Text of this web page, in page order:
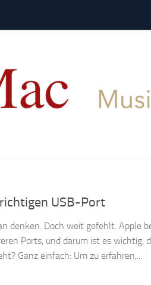
USB-Port
denken. Doch weit gefehlt. Apple
Ports, und darum ist es wichtig,
Ganz einfach: Um zu erfahren,...